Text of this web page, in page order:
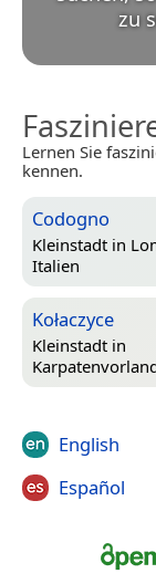
zu
Lernen Sie
kennen.
Codogno
Kleinstadt in
Italien
Kołaczyce
Kleinstadt in
English
Español